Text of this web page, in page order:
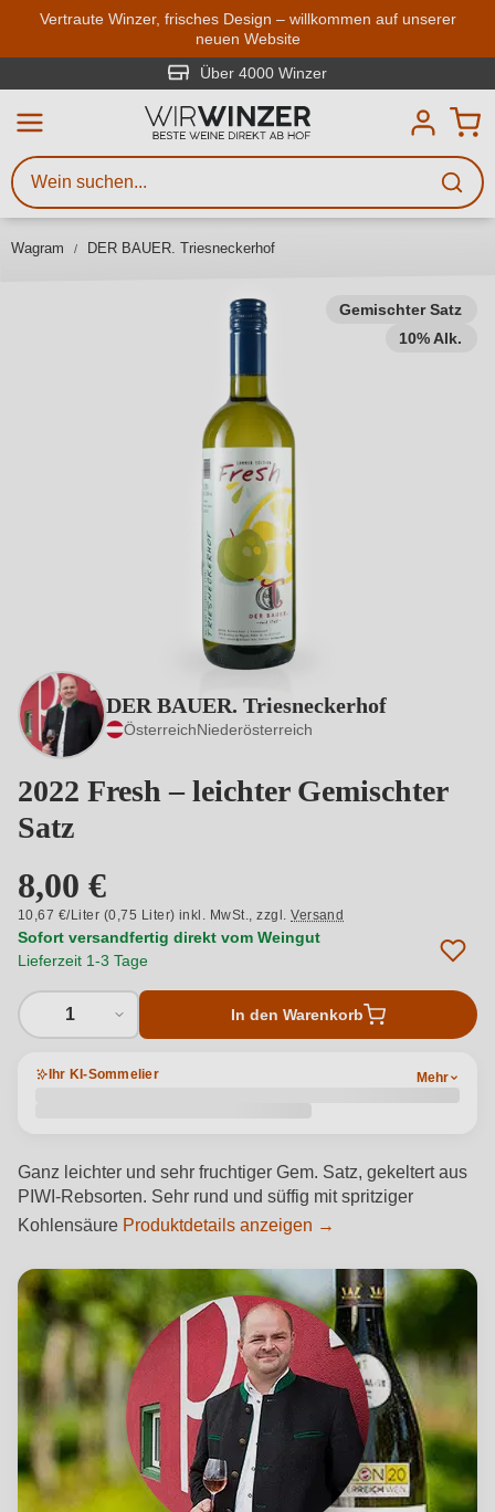
Zum Hauptinhalt springen
Vertraute Winzer, frisches Design – willkommen auf unserer
neuen Website
Über 4000 Winzer
Wagram DER BAUER. Triesneckerhof
Gemischter Satz
10% Alk.
DER BAUER. Triesneckerhof
ÖsterreichNiederösterreich
2022 Fresh – leichter Gemischter
Satz
8,00 €
10,67 €/Liter (0,75 Liter) inkl. MwSt.,zzgl.Versand
Sofort versandfertig direkt vom Weingut
Lieferzeit 1-3 Tage
1 In den Warenkorb
Ihr KI-Sommelier Mehr
Ganz leichter und sehr fruchtiger Gem. Satz, gekeltert aus
PIWI-Rebsorten. Sehr rund und süffig mit spritziger
Kohlensäure Produktdetails anzeigen →
Weinsuche
Mindestens 3 Zeichen eingeben
Beschreiben Sie, welchen Wein
Sie suchen – ob nach Geschmack,